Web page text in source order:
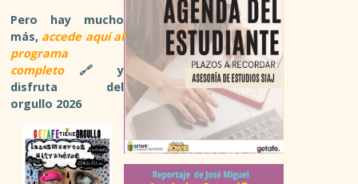
VIVIENDA
COMPRA
COMPARTIR
Pero hay mucho
más, accede aquí al
programa
completo🔗y
disfruta del
orgullo 2026